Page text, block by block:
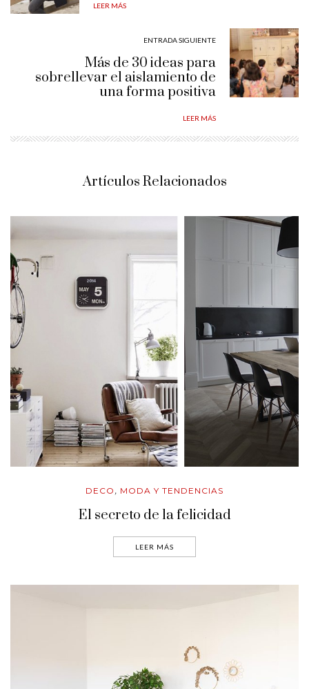
LEER MÁS
ENTRADA SIGUIENTE
Más de 30 ideas para
sobrellevar el aislamiento de
una forma positiva
LEER MÁS
Artículos Relacionados
DECO , MODA Y TENDENCIAS
El secreto de la felicidad
LEER MÁS